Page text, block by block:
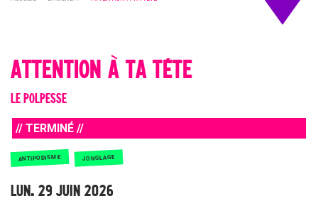
ATTENTION À TA TÊTE
LE POLPESSE
// TERMINÉ //
ANTIPODISME JONGLAGE
LUN. 29 JUIN 2026